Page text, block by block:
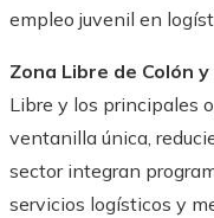
empleo juvenil en
Zona Libre de Colón
Libre y los principales
ventanilla única,
sector integran
servicios logísticos y